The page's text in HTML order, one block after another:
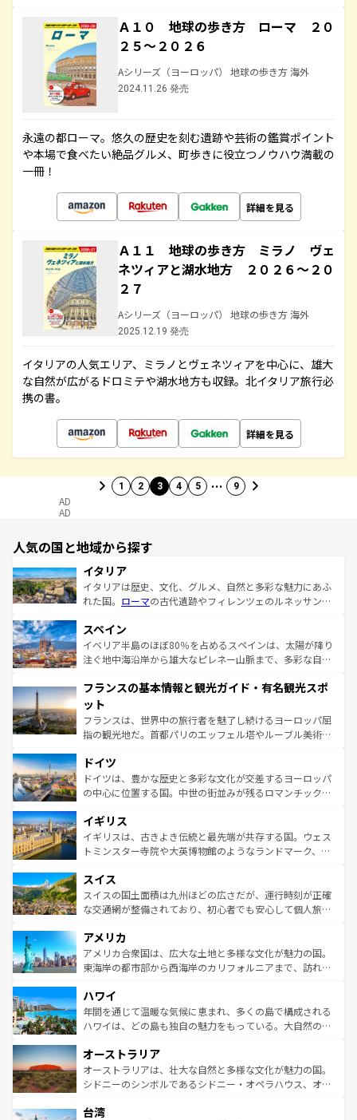
Ａ１０ 地球の歩き方 ローマ ２０
２５～２０２６
Aシリーズ（ヨーロッパ） 地球の歩き方 海外
2024.11.26 発売
永遠の都ローマ。悠久の歴史を刻む遺跡や芸術の鑑賞ポイント
や本場で食べたい絶品グルメ、町歩きに役立つノウハウ満載の
一冊！
詳細を見る
Ａ１１ 地球の歩き方 ミラノ ヴェ
ネツィアと湖水地方 ２０２６～２０
２７
Aシリーズ（ヨーロッパ） 地球の歩き方 海外
2025.12.19 発売
イタリアの人気エリア、ミラノとヴェネツィアを中心に、雄大
な自然が広がるドロミテや湖水地方も収録。北イタリア旅行必
携の書。
詳細を見る
1 2 3 4 5 … 9
AD
AD
人気の国と地域から探す
イタリア
イタリアは歴史、文化、グルメ、自然と多彩な魅力にあふ
れた国。 ローマの古代遺跡やフィレンツェのルネッサンス
ろん、トスカーナの美しい田園風景やアマルフィ海岸の絶
景など、自然景観も見逃せない。観光の合間には、本場の
ピザやパスタなど、絶品のイタリア料理を堪能することも
ませてくれるイタリアで、忘れられない旅をしてみよう！
なお、新着のイタリア情報は
しい。
スペイン
イベリア半島のほぼ80％を占めるスペインは、太陽が降り
注ぐ地中海沿岸から雄大なピレネー山脈まで、多彩な自然
文化が根付くこの国では、情熱的なフラメンコ、熱気あふ
れる闘牛、そして美味しいタパスが生活の一部となってい
る。首都マドリードの洗練された雰囲気や、バルセロナの
アートに溢れた街角から、地方では古代ローマ遺跡や中世
せる。地方によって風土や気候が異なるスペインはその個
性で訪れる人を魅了する。 なお、新着のスペイン情報は コ
ンテンツ一覧を参照してほしい。
フランスの基本情報と観光ガイド・有名観光スポ
ット
フランスは、世界中の旅行者を魅了し続けるヨーロッパ屈
指の観光地だ。首都パリのエッフェル塔やルーブル美術館
で、幅広い魅力が詰まっている。華麗な宮殿、歴史的な大
聖堂、美しいビーチ、そして豊かな自然が、訪れる者を心
から魅了する。また、フランスは美食の国としても知ら
いる。シャンパンの発祥地であるランス、プロヴァンスの
香り高いラベンダー畑など、多彩な楽しみ方が可能だ。さ
らに、パリ以外の地域にも魅力が溢れており、どの街角に
れる地方に足を運ぶとそれぞれで全く異なる文化を体験で
きるだろう。 なお、新着のフランス情報はコンテンツ一覧
を参照してほしい。
ドイツ
ドイツは、豊かな歴史と多彩な文化が交差するヨーロッパ
の中心に位置する国。中世の街並みが残るロマンチック街
顔を持つこの国は、どこを歩いても飽きることがない。ベ
ルリンの文化的活気、バイエルン州のアルプスの絶景、そ
してライン川沿いのワイン畑といった風景は必見。ビール
は、お酒好きな人にはぜひ体験してほしい。 なお、新着の
ドイツ情報はコンテンツ一覧を参照してほしい。
イギリス
イギリスは、古きよき伝統と最先端が共存する国。ウェス
トミンスター寺院や大英博物館のようなランドマーク、歴
リアごとに異なる魅力がある。また、優雅なアフタヌーン
ティー、ビール好きにはたまらない英国パブ、サッカー観
戦など、本場だからこそできる体験も豊富。イギリスを旅
ンツ一覧を参照してほしい。
スイス
スイスの国土面積は九州ほどの広さだが、運行時刻が正確
な交通網が整備されており、初心者でも安心して個人旅行
の建物がそのまま残る町や、スイスならではのユニークな
博物館もあり、アルプス観光だけでなく町歩きも満喫する
ことができる。国民の所得が高いため物価も高いが、旅行
ば市内交通費無料で観光を楽しむこともできる。 なお、新
着のスイス情報はコンテンツ一覧 を参照してほしい。
アメリカ
アメリカ合衆国は、広大な土地と多様な文化が魅力の国。
東海岸の都市部から西海岸のカリフォルニアまで、訪れる
のような巨大都市は、観光、ショッピング、エンターテイ
ンメントが詰まった刺激的なスポットだ。一方、アメリカ
西部には大自然が広がり、グランドキャニオンやイエロー
部のニューオーリンズでは、音楽と美食が融合した独特の
文化が魅力。旅行者はアメリカの各地域で異なる魅力を楽
しみながら、その多様性と豊かな歴史を感じることができ
ならではの贅沢な旅のスタイルだ。 なお、新着のアメリカ
ハワイ
年間を通じて温暖な気候に恵まれ、多くの島で構成される
ハワイは、どの島も独自の魅力をもっている。大自然の神
ワイ島は見逃せない。また、定番の観光地といえばオアフ
島だが、静かな自然を求めるならマウイ島やカウアイ島が
おすすめ。エメラルドグリーンに輝く海をはじめ、豊かな
れるおもてなしの心で訪れる人々を迎えてくれるハワイの
オーストラリア
オーストラリアは、壮大な自然と多様な文化が魅力の国。
シドニーのシンボルであるシドニー・オペラハウス、オー
リアリーフや大陸中央部にそびえるウルル（エアーズロッ
台湾